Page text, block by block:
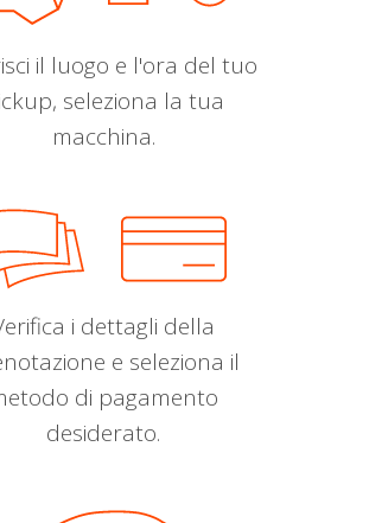
il luogo e l'ora del tuo
seleziona la tua
macchina.
i dettagli della
e seleziona il
di pagamento
desiderato.